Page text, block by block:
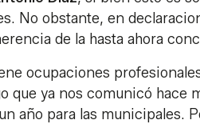
No obstante, en
de la hasta ahora
ocupaciones
ya nos comunicó hace
año para las municipales.